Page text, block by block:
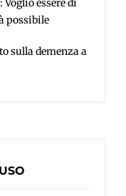
essere di
possibile
sulla demenza a